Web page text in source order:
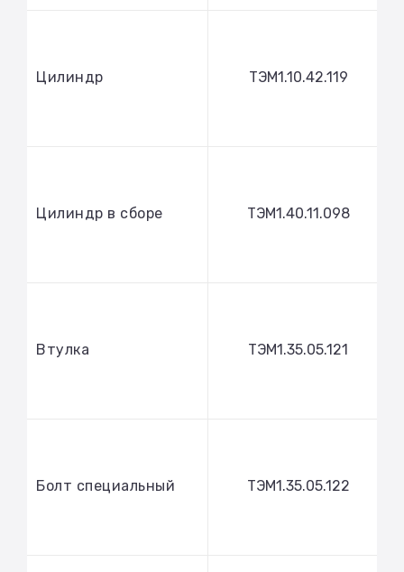
Цилиндр ТЭМ1.10.42.119
Цилиндр в сборе ТЭМ1.40.11.098
Втулка ТЭМ1.35.05.121
Болт специальный ТЭМ1.35.05.122